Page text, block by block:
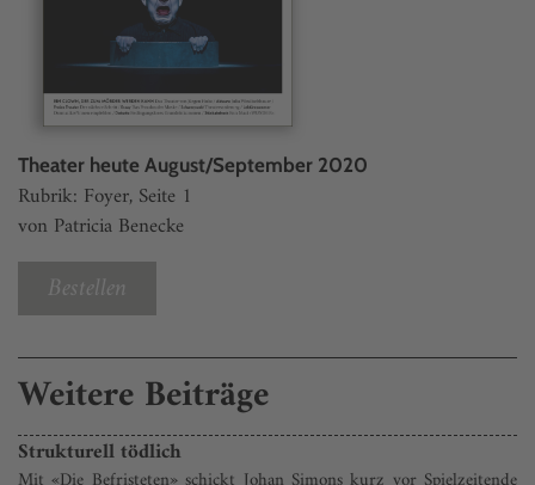
Theater heute August/September 2020
Rubrik: Foyer, Seite 1
von Patricia Benecke
Bestellen
Weitere Beiträge
Strukturell tödlich